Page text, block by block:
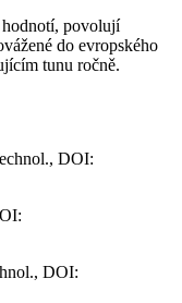
povolují
do evropského
tunu ročně.
DOI:
DOI: